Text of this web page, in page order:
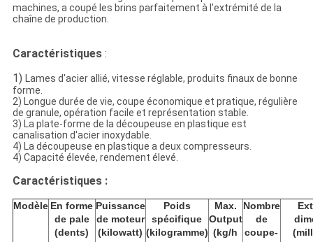
machines, a coupé les brins parfaitement à l'extrémité de la
chaîne de production.
Caractéristiques:
1) Lames d'acier allié, vitesse réglable, produits finaux de bonne
forme.
2) Longue durée de vie, coupe économique et pratique, régulière
de granule, opération facile et représentation stable.
3) La plate-forme de la découpeuse en plastique est
canalisation d'acier inoxydable.
4) La découpeuse en plastique a deux compresseurs.
4) Capacité élevée, rendement élevé.
Caractéristiques :
Modèle En forme
de pale
(dents)
Puissance
de moteur
(kilowatt)
Poids
spécifique
(kilogramme)
Max.
Output
(kg/h
Nombre
de
coupe-